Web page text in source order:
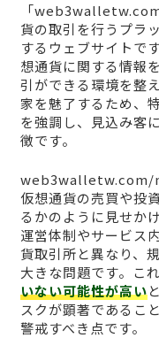
「
貨の取引を行うプラ
するウェブサイトで
想通貨に関する情報
引ができる環境を整
家を魅了するため、
を強調し、見込み客
徴です。
web3walletw.com/
仮想通貨の売買や投
るかのように見せか
運営体制やサービス
貨取引所と異なり、
大きな問題です。これ
いない可能性が高い
スクが顕著であるこ
警戒すべき点です。